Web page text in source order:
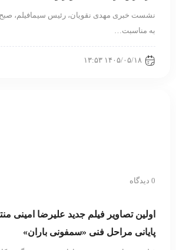
به مناسبت…
۱۴۰۵/۰۵/۱۸ ۱۳:۵۳
0 دیدگاه
اولین تصاویر فیلم جدید علیرضا امینی
پایانی مراحل فنی «سمفونی باران»